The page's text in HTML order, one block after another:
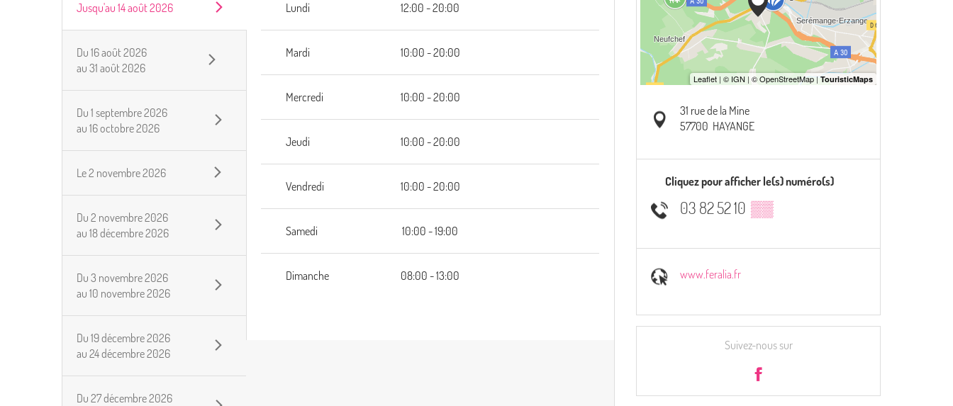
Jusqu'au 14 août 2026
Du 16 août 2026
au 31 août 2026
Du 1 septembre 2026
au 16 octobre 2026
Le2 novembre 2026
Du 2 novembre 2026
au 18 décembre 2026
Du 3 novembre 2026
au 10 novembre 2026
Du 19 décembre 2026
au 24 décembre 2026
Du 27 décembre 2026
Lundi 12:00 - 20:00
Mardi 10:00 - 20:00
Mercredi 10:00 - 20:00
Jeudi 10:00 - 20:00
Vendredi 10:00 - 20:00
Samedi 10:00 - 19:00
Dimanche 08:00 - 13:00
31 rue de la Mine
57700 HAYANGE
Cliquez pour afficher le(s) numéro(s)
03 82 52 10 ▒▒
www.feralia.fr
Suivez-nous sur